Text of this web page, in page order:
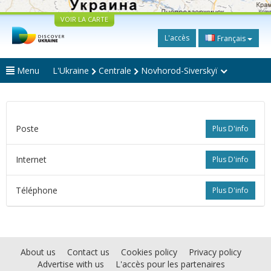
VOIR LA CARTE
L'accès Français
Menu L'Ukraine Centrale Novhorod-Siverskyï
Plus D'info
Poste
Plus D'info
Internet
Plus D'info
Téléphone
About us Contact us Cookies policy
Privacy policy
Advertise with us
L'accès pour les partenaires